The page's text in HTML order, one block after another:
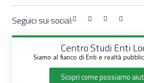
Seguici sui social:
Centro Studi Enti
Siamo al fianco di Enti e realtà
Scopri come possiamo